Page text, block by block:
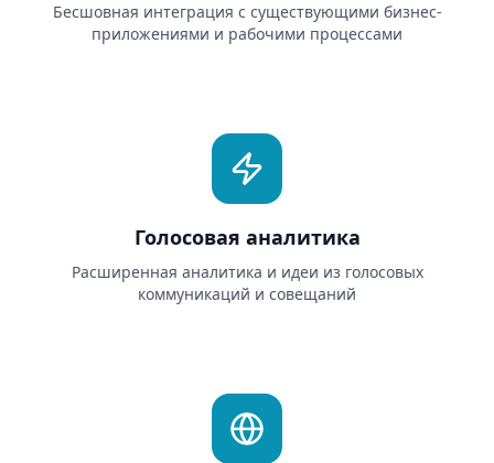
Бесшовная интеграция с существующими бизнес-
приложениями и рабочими процессами
Голосовая аналитика
Расширенная аналитика и идеи из голосовых
коммуникаций и совещаний